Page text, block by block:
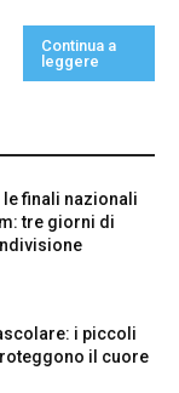
Continua a
leggere
finali nazionali
tre giorni di
i piccoli
il cuore